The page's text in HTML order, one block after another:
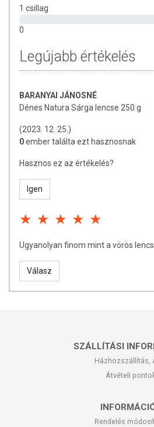
1 csillag
0
Legújabb értékelés
BARANYAI JÁNOSNÉ
Dénes Natura Sárga lencse 250 g
(2023. 12. 25.)
0ember találta ezt hasznosnak
Hasznos ez az értékelés?
Igen
Ugyanolyan finom mint a vörös
Válasz
SZÁLLÍTÁSI
Házhozszállítás,
Átvételi
Rendelés